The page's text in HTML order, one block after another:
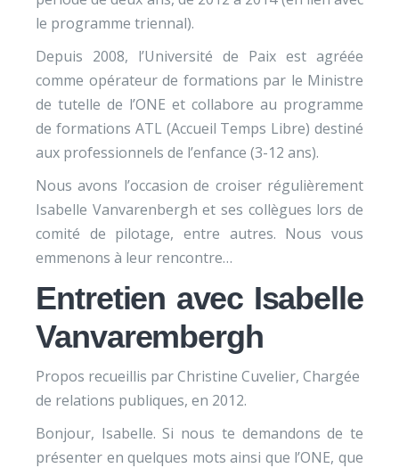
le programme triennal).
Depuis 2008, l’Université de Paix est agréée
comme opérateur de formations par le Ministre
de tutelle de l’ONE et collabore au programme
de formations ATL (Accueil Temps Libre) destiné
aux professionnels de l’enfance (3-12 ans).
Nous avons l’occasion de croiser régulièrement
Isabelle Vanvarenbergh et ses collègues lors de
comité de pilotage, entre autres. Nous vous
emmenons à leur rencontre…
Entretien avec Isabelle
Vanvarembergh
Propos recueillis par Christine Cuvelier, Chargée
de relations publiques, en 2012.
Bonjour, Isabelle. Si nous te demandons de te
présenter en quelques mots ainsi que l’ONE, que